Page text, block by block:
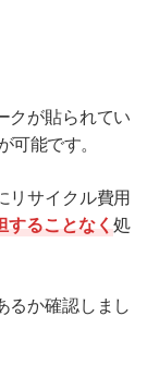
クが貼られてい
能です。
リサイクル費用
することなく処
るか確認しまし